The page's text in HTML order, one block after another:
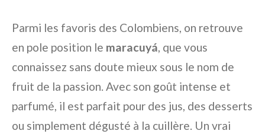
Parmi les favoris des Colombiens, on retrouve
en pole position le maracuyá, que vous
connaissez sans doute mieux sous le nom de
fruit de la passion. Avec son goût intense et
parfumé, il est parfait pour des jus, des desserts
ou simplement dégusté à la cuillère. Un vrai